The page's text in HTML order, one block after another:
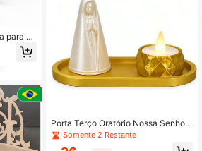
para Al
Porta Terço Oratório Nossa Senhor
a Aparecida Com Luz Led
Somente 2 Restante